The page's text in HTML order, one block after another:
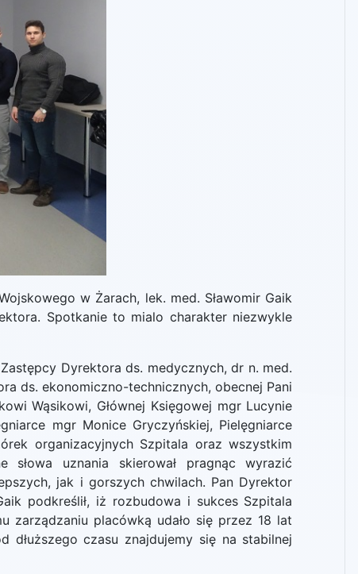
w Żarach, lek. med. Sławomir Gaik
Spotkanie to mialo charakter niezwykle
Dyrektora ds. medycznych, dr n. med.
ds. ekonomiczno-technicznych, obecnej Pani
Wąsikowi, Głównej Księgowej mgr Lucynie
mgr Monice Gryczyńskiej, Pielęgniarce
organizacyjnych Szpitala oraz wszystkim
słowa uznania skierował pragnąc wyrazić
jak i gorszych chwilach. Pan Dyrektor
podkreślił, iż rozbudowa i sukces Szpitala
zarządzaniu placówką udało się przez 18 lat
czasu znajdujemy się na stabilnej